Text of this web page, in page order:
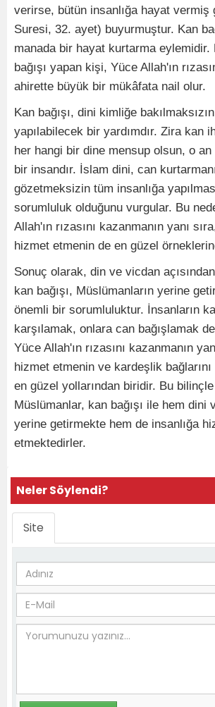
verirse, bütün insanlığa hayat vermiş
Suresi, 32. ayet) buyurmuştur. Kan
manada bir hayat kurtarma eylemidir.
bağışı yapan kişi, Yüce Allah'ın
ahirette büyük bir mükâfata nail olur.
Kan bağışı, dini kimliğe
yapılabilecek bir yardımdır. Zira kan
her hangi bir dine mensup olsun, o
bir insandır. İslam dini, can
gözetmeksizin tüm insanlığa
sorumluluk olduğunu vurgular. Bu
Allah'ın rızasını kazanmanın yanı
hizmet etmenin de en güzel
Sonuç olarak, din ve vicdan açısından
kan bağışı, Müslümanların yerine
önemli bir sorumluluktur. İnsanların
karşılamak, onlara can bağışlamak
Yüce Allah'ın rızasını kazanmanın
hizmet etmenin ve kardeşlik
en güzel yollarından biridir. Bu
Müslümanlar, kan bağışı ile hem dini
yerine getirmekte hem de insanlığa
etmektedirler.
Neler Söylendi?
Site